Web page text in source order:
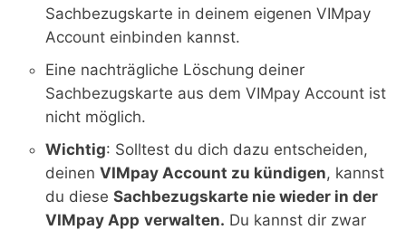
Sachbezugskarte in deinem eigenen VIMpay
Account einbinden kannst.
Eine nachträgliche Löschung deiner
Sachbezugskarte aus dem VIMpay Account ist
nicht möglich.
Wichtig: Solltest du dich dazu entscheiden,
deinen VIMpay Account zu kündigen, kannst
du diese Sachbezugskarte nie wieder in der
VIMpay App verwalten. Du kannst dir zwar